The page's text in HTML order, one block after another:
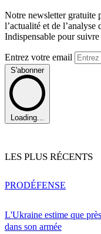
Notre newsletter gratuite
l’actualité et de l’analyse
Indispensable pour
Entrez votre email
S'abonner
Loading...
LES PLUS RÉCENTS
L'Ukraine estime que
dans son armée
PRODÉFENSE